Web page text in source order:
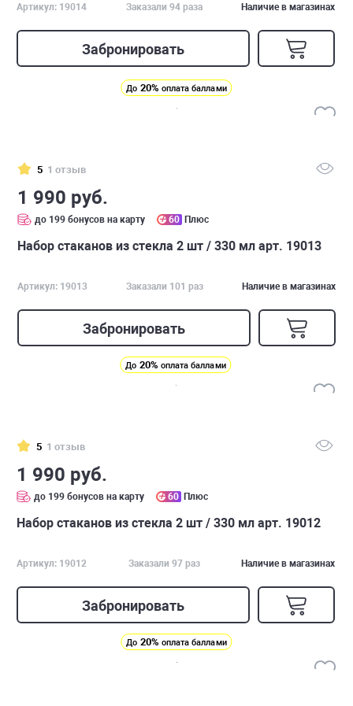
Артикул: 19014 Заказали 94 раза Наличие в магазинах
Забронировать
До 20% оплата баллами
5 1 отзыв
1 990 руб.
до 199 бонусов на карту 60 Плюс
Набор стаканов из стекла 2 шт / 330 мл арт. 19013
Артикул: 19013 Заказали 101 раз Наличие в магазинах
Забронировать
До 20% оплата баллами
5 1 отзыв
1 990 руб.
до 199 бонусов на карту 60 Плюс
Набор стаканов из стекла 2 шт / 330 мл арт. 19012
Артикул: 19012 Заказали 97 раз Наличие в магазинах
Забронировать
До 20% оплата баллами